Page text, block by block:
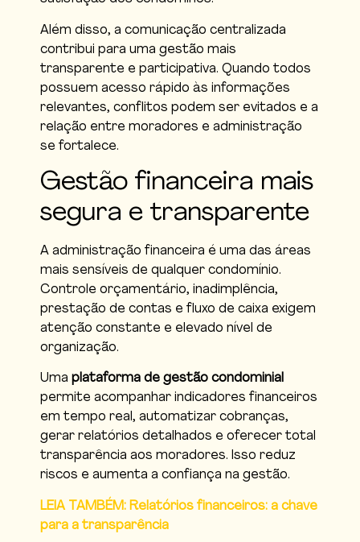
Além disso, a comunicação centralizada
contribui para uma gestão mais
transparente e participativa. Quando todos
possuem acesso rápido às informações
relevantes, conflitos podem ser evitados e a
relação entre moradores e administração
se fortalece.
Gestão financeira mais
segura e transparente
A administração financeira é uma das áreas
mais sensíveis de qualquer condomínio.
Controle orçamentário, inadimplência,
prestação de contas e fluxo de caixa exigem
atenção constante e elevado nível de
organização.
Uma plataforma de gestão condominial
permite acompanhar indicadores financeiros
em tempo real, automatizar cobranças,
gerar relatórios detalhados e oferecer total
transparência aos moradores. Isso reduz
riscos e aumenta a confiança na gestão.
LEIA TAMBÉM: Relatórios financeiros: a chave
para a transparência